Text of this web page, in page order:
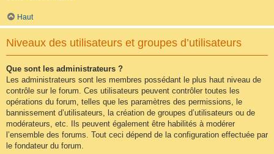
Haut
Niveaux des utilisateurs et groupes d’utilisateurs
Que sont les administrateurs ?
Les administrateurs sont les membres possédant le plus haut niveau de
contrôle sur le forum. Ces utilisateurs peuvent contrôler toutes les
opérations du forum, telles que les paramètres des permissions, le
bannissement d’utilisateurs, la création de groupes d’utilisateurs ou de
modérateurs, etc. Ils peuvent également être habilités à modérer
l’ensemble des forums. Tout ceci dépend de la configuration effectuée par
le fondateur du forum.